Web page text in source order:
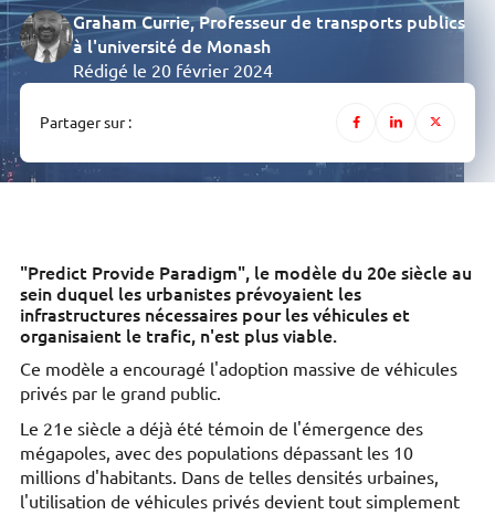
Graham Currie, Professeur de transports publics
à l'université de Monash
Rédigé le 20 février 2024
Partager sur :
"Predict Provide Paradigm", le modèle du 20e siècle au
sein duquel les urbanistes prévoyaient les
infrastructures nécessaires pour les véhicules et
organisaient le trafic, n'est plus viable.
Ce modèle a encouragé l'adoption massive de véhicules
privés par le grand public.
Le 21e siècle a déjà été témoin de l'émergence des
mégapoles, avec des populations dépassant les 10
millions d'habitants. Dans de telles densités urbaines,
l'utilisation de véhicules privés devient tout simplement